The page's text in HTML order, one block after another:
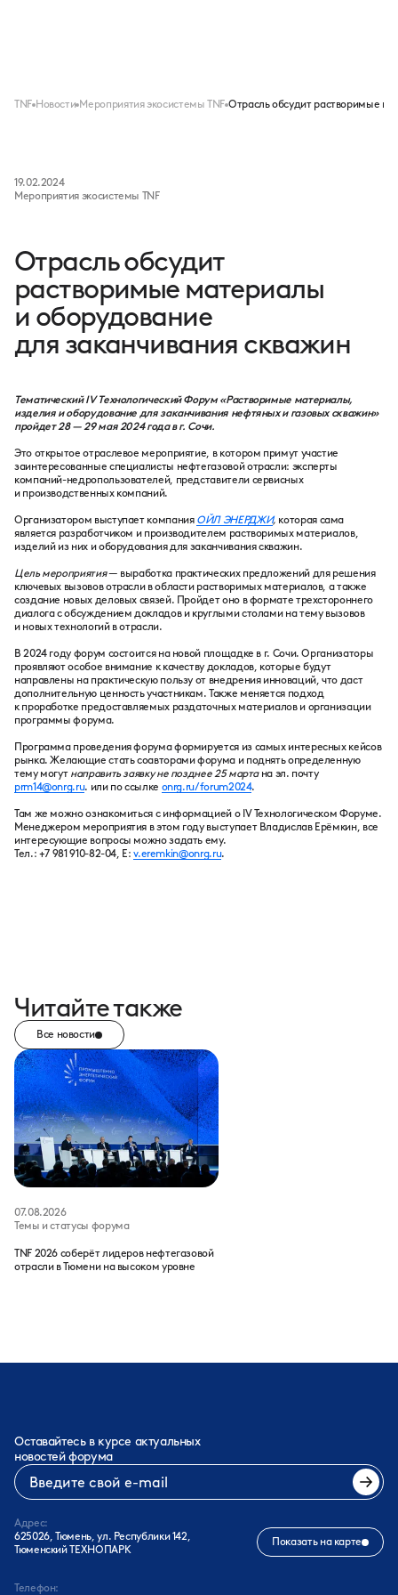
TNF Новости Мероприятия экосистемы TNF Отрасль обсудит растворимые
19.02.2024
Мероприятия экосистемы TNF
Отрасль обсудит
растворимые материалы
и оборудование
для заканчивания скважин
Тематический IV Технологический Форум «Растворимые материалы,
изделия и оборудование для заканчивания нефтяных и газовых скважин»
пройдет 28 — 29 мая 2024 года в г. Сочи.
Это открытое отраслевое мероприятие, в котором примут участие
заинтересованные специалисты нефтегазовой отрасли: эксперты
компаний-недропользователей, представители сервисных
и производственных компаний.
Организатором выступает компания ОЙЛ ЭНЕРДЖИ, которая сама
является разработчиком и производителем растворимых материалов,
изделий из них и оборудования для заканчивания скважин.
Цель мероприятия— выработка практических предложений для решения
ключевых вызовов отрасли в области растворимых материалов, а также
создание новых деловых связей. Пройдет оно в формате трехстороннего
диалога с обсуждением докладов и круглыми столами на тему вызовов
и новых технологий в отрасли.
В 2024 году форум состоится на новой площадке в г. Сочи. Организаторы
проявляют особое внимание к качеству докладов, которые будут
направлены на практическую пользу от внедрения инноваций, что даст
дополнительную ценность участникам. Также меняется подход
к проработке предоставляемых раздаточных материалов и организации
программы форума.
Программа проведения форума формируется из самых интересных кейсов
рынка. Желающие стать соавторами форума и поднять определенную
тему могут направить заявку не позднее 25 мартана эл. почту
prm14@onrg.ru. или по ссылке onrg.ru/forum2024.
Там же можно ознакомиться с информацией о IV Технологическом Форуме.
Менеджером мероприятия в этом году выступает Владислав Ерёмкин, все
интересующие вопросы можно задать ему.
Тел.: +7 981 910-82-04, E:v.eremkin@onrg.ru.
Читайте также
Все новости
07.08.2026
Темы и статусы форума
TNF 2026 соберёт лидеров нефтегазовой
отрасли в Тюмени на высоком уровне
Оставайтесь в курсе актуальных
новостей форума
Адрес:
625026, Тюмень, ул. Республики 142,
Тюменский ТЕХНОПАРК
Показать на карте
Телефон: